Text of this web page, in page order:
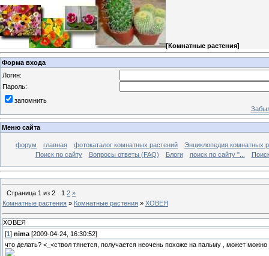
[Комнатные растения]
Форма входа
Логин:
Пароль:
запомнить
Меню сайта
форум главная фотокаталог комнатных растений
Энциклопедия комнатных
Поиск по сайту
Вопросы ответы (FAQ) Блоги поиск по сайту "...
Страница 1 из 2 1 2 »
Комнатные растения » Комнатные растения » ХОВЕЯ
ХОВЕЯ
[1] nima [2009-04-24, 16:30:52]
что делать? <_<ствол тянется, получается неочень похоже на пальму , может можно